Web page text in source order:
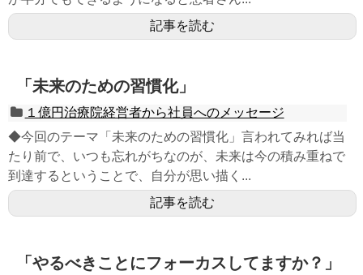
記事を読む
「未来のための習慣化」
１億円治療院経営者から社員へのメッセージ
◆今回のテーマ「未来のための習慣化」言われてみれば当
たり前で、いつも忘れがちなのが、未来は今の積み重ねで
到達するということで、自分が思い描く...
記事を読む
「やるべきことにフォーカスしてますか？」